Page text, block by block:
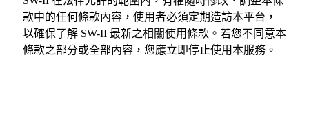
款中的任何條款內容，使用者必須定期造訪本平台，
以確保了解 SW-II 最新之相關使用條款。若您不同意本
條款之部分或全部內容，您應立即停止使用本服務。